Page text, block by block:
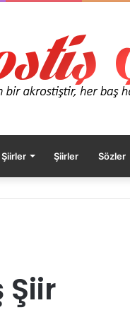
Şiirler Sözler
Şiir